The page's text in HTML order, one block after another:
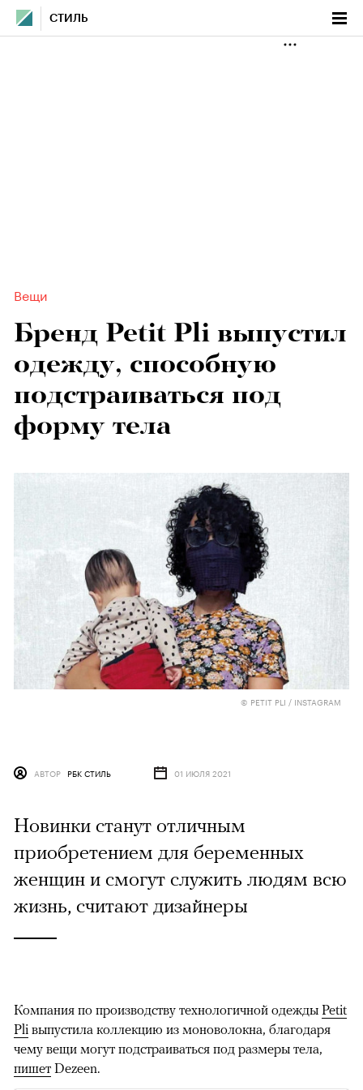
СТИЛЬ
Вещи
Бренд Petit Pli выпустил
одежду, способную
подстраиваться под
форму тела
© PETIT PLI / INSTAGRAM
АВТОР РБК СТИЛЬ 01 ИЮЛЯ 2021
Новинки станут отличным
приобретением для беременных
женщин и смогут служить людям всю
жизнь, считают дизайнеры
Компания по производству технологичной одежды Petit
Pli выпустила коллекцию из моноволокна, благодаря
чему вещи могут подстраиваться под размеры тела,
пишет Dezeen.